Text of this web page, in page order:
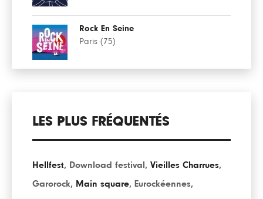
Rock En Seine
Paris (75)
LES PLUS FRÉQUENTÉS
Hellfest, Download festival , Vieilles Charrues,
Garorock, Main square, Eurockéennes,